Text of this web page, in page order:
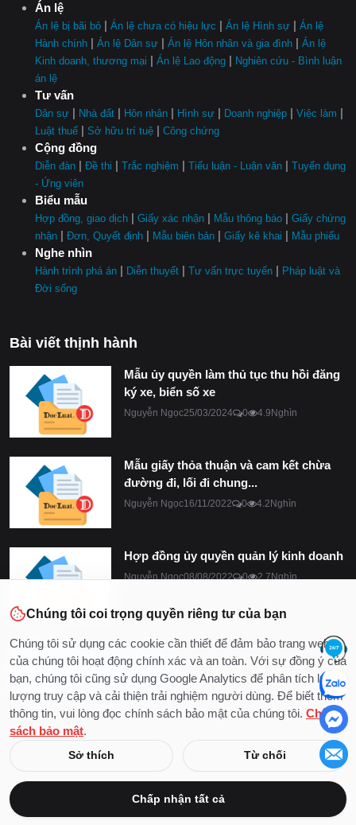
Án lệ
Án lệ bị bãi bỏ | Án lệ chưa có hiệu lực | Án lệ Hình sự | Án lệ
Hành chính | Án lệ Dân sự | Án lệ Hôn nhân và gia đình | Án lệ
Kinh doanh, thương mại | Án lệ Lao động | Nghiên cứu - Bình luận
án lệ
Tư vấn
Dân sự | Nhà đất | Hôn nhân | Hình sự | Doanh nghiệp | Việc làm |
Luật thuế | Sở hữu trí tuệ | Công chứng
Cộng đồng
Diễn đàn | Đề thi | Trắc nghiệm | Tiểu luận - Luận văn | Tuyển dụng
- Ứng viên
Biểu mẫu
Hợp đồng, giao dịch | Giấy xác nhận | Mẫu thông báo | Giấy chứng
nhận | Đơn, Quyết định | Mẫu biên bản | Giấy kê khai | Mẫu phiếu
Nghe nhìn
Hành trình phá án | Diễn thuyết | Tư vấn trực tuyến | Pháp luật và
Đời sống
Bài viết thịnh hành
Mẫu ủy quyền làm thủ tục thu hồi đăng
ký xe, biển số xe
Nguyễn Ngọc25/03/2024 0 4.9Nghìn
Mẫu giấy thỏa thuận và cam kết chừa
đường đi, lối đi chung...
Nguyễn Ngọc16/11/2022 0 4.2Nghìn
Hợp đồng ủy quyền quản lý kinh doanh
Nguyễn Ngọc08/08/2022 0 2.7Nghìn
© 2020 - 2026 Bản quyền thuộc về DocLuat
Chúng tôi coi trọng quyền riêng tư của bạn
Chúng tôi sử dụng các cookie cần thiết để đảm bảo trang web
của chúng tôi hoạt động chính xác và an toàn. Với sự đồng ý của
bạn, chúng tôi cũng sử dụng Google Analytics để phân tích lưu
lượng truy cập và cải thiện trải nghiệm người dùng. Để biết thêm
thông tin, vui lòng đọc chính sách bảo mật của chúng tôi. Chính
sách bảo mật.
Sở thích Từ chối
Chấp nhận tất cả